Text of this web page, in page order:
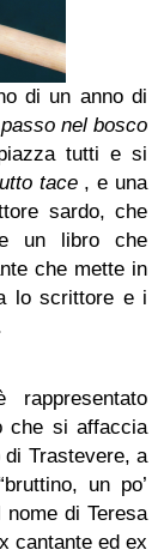
di un anno di
nel bosco
tutti e si
tace, e una
sardo, che
un libro che
che mette in
lo scrittore e i
che si affaccia
Trastevere, a
un po’
nome di Teresa
cantante ed ex